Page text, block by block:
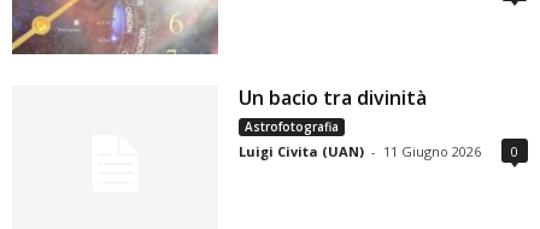
Un bacio tra divinità
Astrofotografia
Luigi Civita (UAN) - 11 Giugno 2026 0